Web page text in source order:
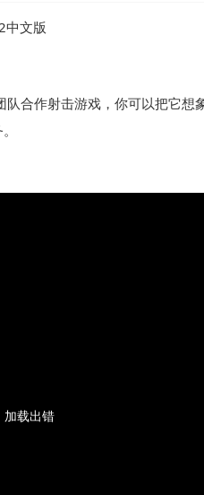
中文版
合作射击游戏，你可以把它想